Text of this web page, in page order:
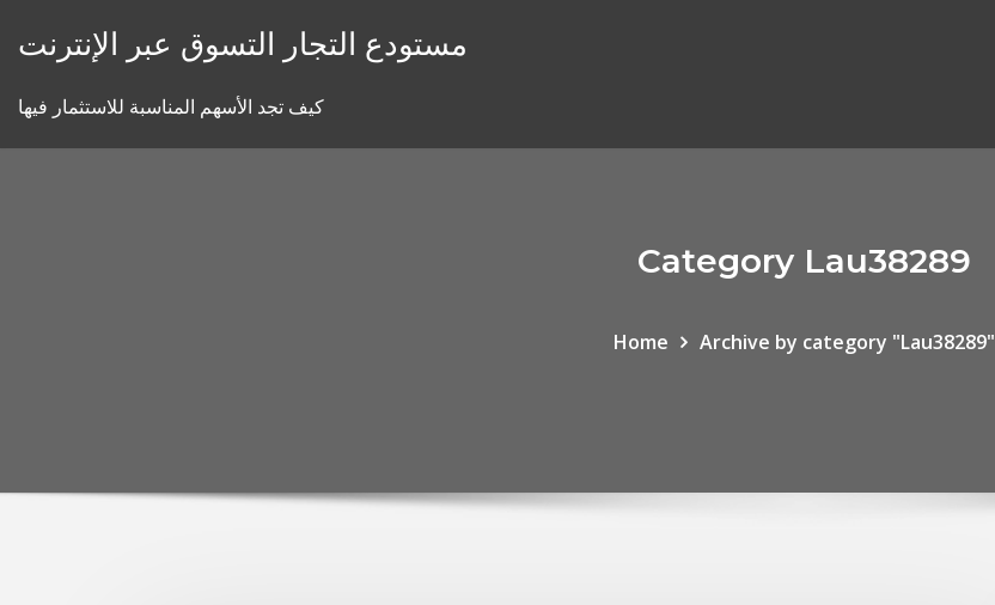
مستودع التجار التسوق عبر الإنترنت
كيف تجد الأسهم المناسبة للاستثمار فيها
Category Lau38289
Home Archive by category "Lau38289"